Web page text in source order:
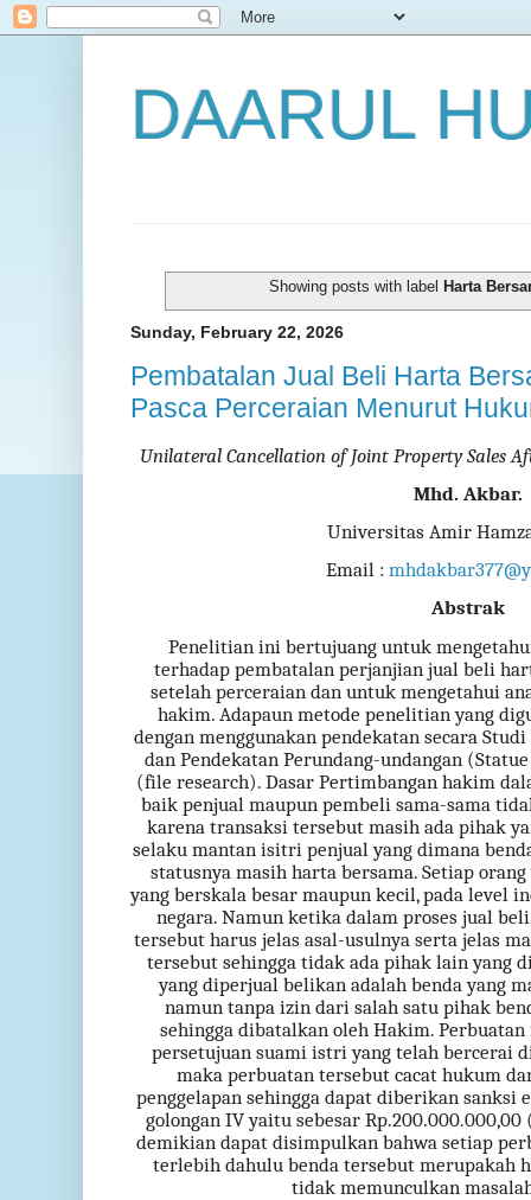
DAARUL
Showing posts with label Harta
Sunday, February 22, 2026
Pembatalan Jual Beli Harta
Pasca Perceraian Menurut
Unilateral Cancellation of Joint Property Sales
Mhd. Akbar.
Universitas Amir
Email :
Abstrak
Penelitian ini bertujuang untuk
terhadap pembatalan perjanjian jual beli
setelah perceraian dan untuk mengetahui
hakim. Adapaun metode penelitian yang
dengan menggunakan pendekatan secara
dan Pendekatan Perundang-undangan
(file research). Dasar Pertimbangan hakim
baik penjual maupun pembeli sama-sama
karena transaksi tersebut masih ada pihak
selaku mantan isitri penjual yang dimana
statusnya masih harta bersama. Setiap
yang berskala besar maupun kecil, pada level
negara. Namun ketika dalam proses jual
tersebut harus jelas asal-usulnya serta jelas
tersebut sehingga tidak ada pihak lain yang
yang diperjual belikan adalah benda yang
namun tanpa izin dari salah satu pihak
sehingga dibatalkan oleh Hakim.
persetujuan suami istri yang telah bercerai
maka perbuatan tersebut cacat hukum
penggelapan sehingga dapat diberikan sanksi
golongan IV yaitu sebesar
demikian dapat disimpulkan bahwa setiap
terlebih dahulu benda tersebut merupakah
tidak memunculkan